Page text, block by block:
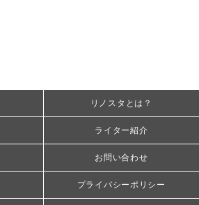
リノスタとは？
ライター紹介
お問い合わせ
プライバシーポリシー